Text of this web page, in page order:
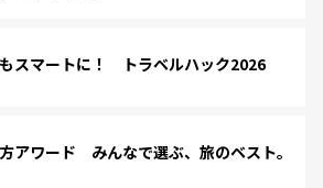
スマートに！ トラベルハック2026
アワード みんなで選ぶ、旅のベスト。